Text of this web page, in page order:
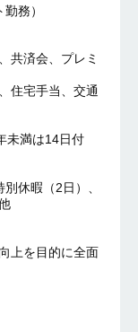
務）
共済会、プレミ
住宅手当、交通
未満は14日付
休暇（2日）、
他
上を目的に全面